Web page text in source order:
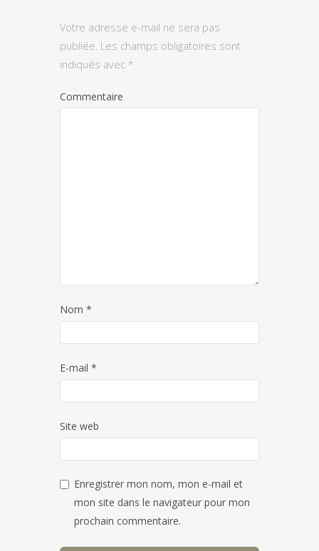
Votre adresse e-mail ne sera pas
publiée. Les champs obligatoires sont
indiqués avec *
Commentaire
Nom *
E-mail *
Site web
Enregistrer mon nom, mon e-mail et
mon site dans le navigateur pour mon
prochain commentaire.